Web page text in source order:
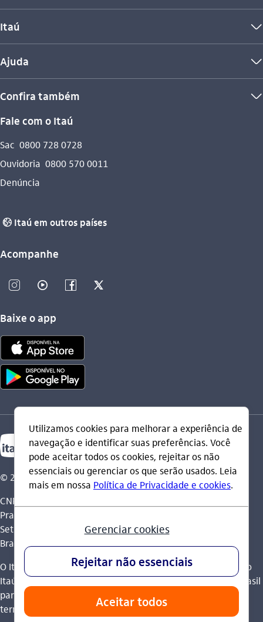
Itaú seta_baixo
Ajuda seta_baixo
Confira também seta_baixo
Fale com o Itaú
Sac 0800 728 0728
Ouvidoria 0800 570 0011
Denúncia
globo_outline Itaú em outros países
Acompanhe
instagram_outline video_outline facebook_outline twitter_outline
Baixe o app
© 2026 Itaú Unibanco Holding S.A.
CNPJ: 60.872.504/0001-23
Praça Alfredo Egydio de Souza Aranha, 100, Torre Olavo
Setubal, Parque Jabaquara - CEP 04344-902 - São Paulo -
Brasil.
O Itaú Unibanco Holding S.A. é integrante do Conglomerado
Itaú Unibanco e possui autorização do Banco Central do Brasil
para operar como banco múltiplo e realizar operações nos
termos da legislação vigente.